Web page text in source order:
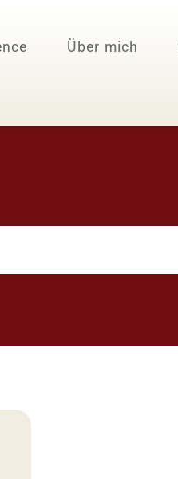
Über mich